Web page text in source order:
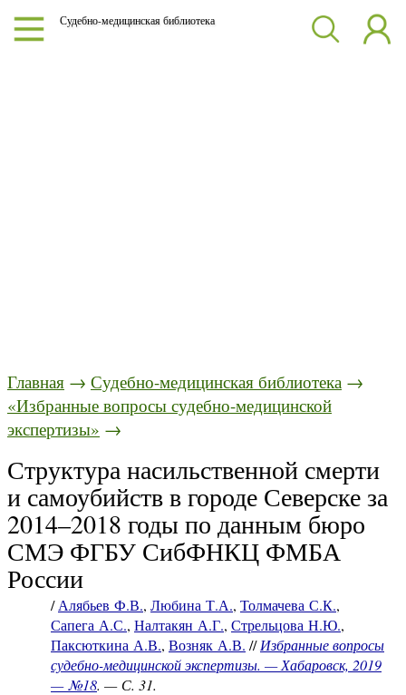
Судебно-медицинская библиотека
Главная → Судебно-медицинская библиотека →
«Избранные вопросы судебно-медицинской
экспертизы» →
Структура насильственной смерти
и самоубийств в городе Северске за
2014–2018 годы по данным бюро
СМЭ ФГБУ СибФНКЦ ФМБА
России
/Алябьев Ф.В., Любина Т.А., Толмачева С.К.,
Сапега А.С., Налтакян А.Г., Стрельцова Н.Ю.,
Паксюткина А.В., Возняк А.В. //Избранные вопросы
судебно-медицинской экспертизы. — Хабаровск, 2019
— №18. — С. 31.